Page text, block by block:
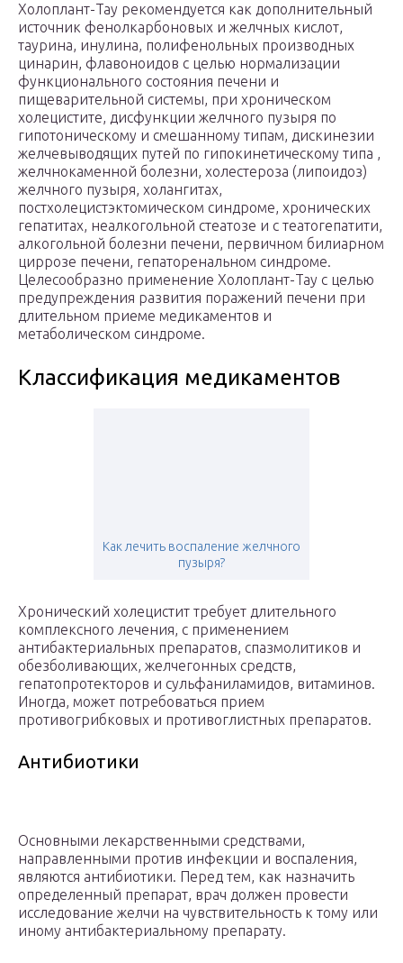
Холоплант-Тау рекомендуется как дополнительный
источник фенолкарбоновых и желчных кислот,
таурина, инулина, полифенольных производных
цинарин, флавоноидов с целью нормализации
функционального состояния печени и
пищеварительной системы, при хроническом
холецистите, дисфункции желчного пузыря по
гипотоническому и смешанному типам, дискинезии
желчевыводящих путей по гипокинетическому типа ,
желчнокаменной болезни, холестероза (липоидоз)
желчного пузыря, холангитах,
постхолецистэктомическом синдроме, хронических
гепатитах, неалкогольной стеатозе и с театогепатити,
алкогольной болезни печени, первичном билиарном
циррозе печени, гепаторенальном синдроме.
Целесообразно применение Холоплант-Тау с целью
предупреждения развития поражений печени при
длительном приеме медикаментов и
метаболическом синдроме.
Классификация медикаментов
Как лечить воспаление желчного
пузыря?
Хронический холецистит требует длительного
комплексного лечения, с применением
антибактериальных препаратов, спазмолитиков и
обезболивающих, желчегонных средств,
гепатопротекторов и сульфаниламидов, витаминов.
Иногда, может потребоваться прием
противогрибковых и противоглистных препаратов.
Антибиотики
Основными лекарственными средствами,
направленными против инфекции и воспаления,
являются антибиотики. Перед тем, как назначить
определенный препарат, врач должен провести
исследование желчи на чувствительность к тому или
иному антибактериальному препарату.